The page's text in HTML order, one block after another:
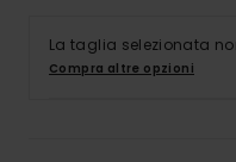
La taglia selezionata
Compra altre opzioni